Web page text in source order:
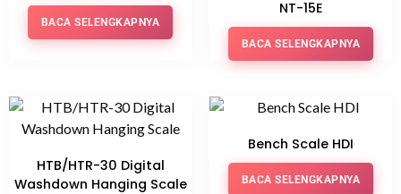
BACA SELENGKAPNYA
NT-15E
BACA SELENGKAPNYA
HTB/HTR-30 Digital
Washdown Hanging Scale
Bench Scale HDI
BACA SELENGKAPNYA